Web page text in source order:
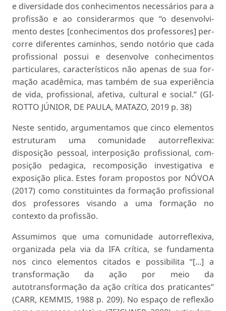
e diversidade dos conhecimentos necessários para a
profissão e ao considerarmos que “o desenvolvi­
mento destes [conhecimentos dos professores] per­
corre diferentes caminhos, sendo notório que cada
profissional possui e desenvolve conhecimentos
particulares, característicos não apenas de sua for­
mação acadêmica, mas também de sua experiência
de vida, profissional, afetiva, cultural e social.” (GI­
ROTTO JÚNIOR, DE PAULA, MATAZO, 2019 p. 38)
Neste sentido, argumentamos que cinco ele­mentos
estruturam uma comunidade autorreflexiva:
disposição pessoal, interposição profissional, com­
posição pedagica, recomposição investigativa e
exposição plica. Estes foram propostos por NÓ­VOA
(2017) como constituintes da formação pro­fissional
dos professores visando a uma formação no
contexto da profissão.
Assumimos que uma comunidade autorreflexiva,
organizada pela via da IFA crítica, se fundamenta
nos cinco elementos citados e possibilita “[...] a
trans­formação da ação por meio da
autotransformação da ação crítica dos praticantes”
(CARR, KEMMIS, 1988 p. 209). No espaço de reflexão